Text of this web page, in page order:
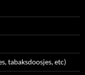
tabaksdoosjes, etc)